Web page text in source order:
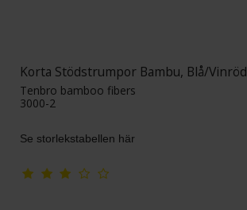
Korta Stödstrumpor Bambu, Blå/Vinröd
Tenbro bamboo fibers
3000-2
Se storlekstabellen här